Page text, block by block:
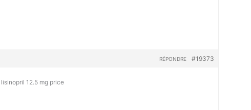
#19373
RÉPONDRE
lisinopril 12.5 mg price